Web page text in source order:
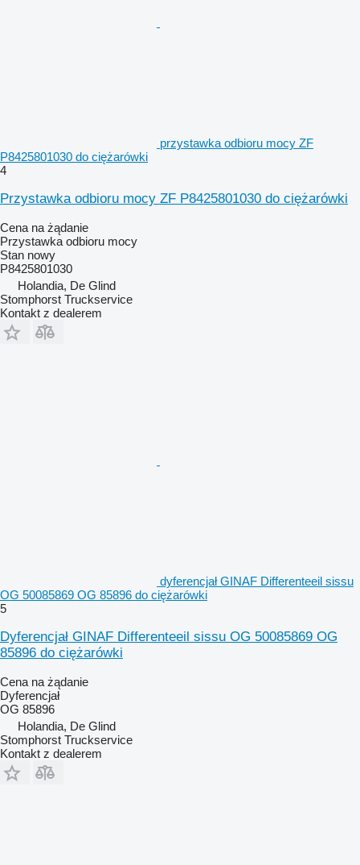
przystawka odbioru mocy ZF
P8425801030 do ciężarówki
4
Przystawka odbioru mocy ZF P8425801030 do ciężarówki
Cena na żądanie
Przystawka odbioru mocy
Stan nowy
P8425801030
Holandia, De Glind
Stomphorst Truckservice
Kontakt z dealerem
dyferencjał GINAF Differenteeil sissu
OG 50085869 OG 85896 do ciężarówki
5
Dyferencjał GINAF Differenteeil sissu OG 50085869 OG
85896 do ciężarówki
Cena na żądanie
Dyferencjał
OG 85896
Holandia, De Glind
Stomphorst Truckservice
Kontakt z dealerem